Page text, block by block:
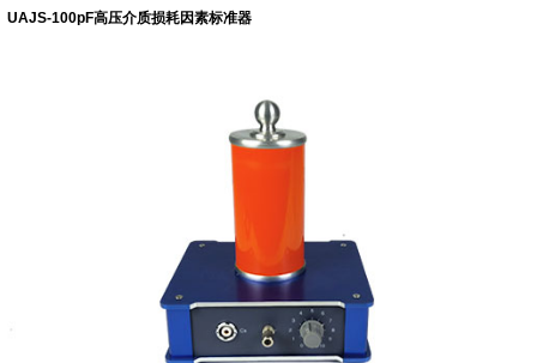
UAJS-100pF高压介质损耗因素标准器